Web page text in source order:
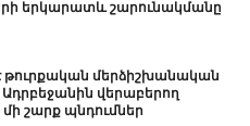
երկարատև շարունակմանը
թուրքական մերձիշխանական
վերաբերող
շարք պնդումներ